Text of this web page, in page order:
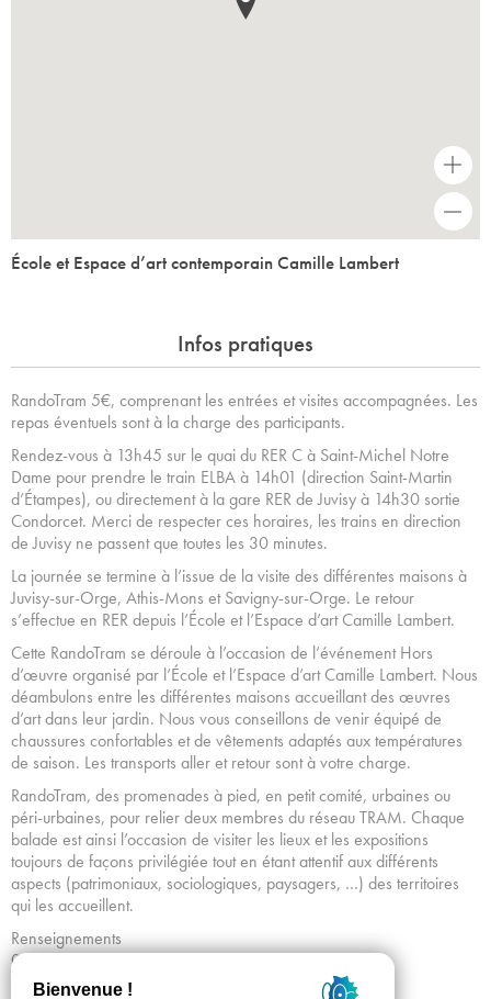
-
École et Espace d’art contemporain Camille Lambert
Infos pratiques
RandoTram 5€, comprenant les entrées et visites accompagnées. Les
repas éventuels sont à la charge des participants.
Rendez-vous à 13h45 sur le quai du RER C à Saint-Michel Notre
Dame pour prendre le train ELBA à 14h01 (direction Saint-Martin
d’Étampes), ou directement à la gare RER de Juvisy à 14h30 sortie
Condorcet. Merci de respecter ces horaires, les trains en direction
de Juvisy ne passent que toutes les 30 minutes.
La journée se termine à l’issue de la visite des différentes maisons à
Juvisy-sur-Orge, Athis-Mons et Savigny-sur-Orge. Le retour
s’effectue en RER depuis l’École et l’Espace d’art Camille Lambert.
Cette RandoTram se déroule à l’occasion de l’événement Hors
d’œuvre organisé par l’École et l’Espace d’art Camille Lambert. Nous
déambulons entre les différentes maisons accueillant des œuvres
d’art dans leur jardin. Nous vous conseillons de venir équipé de
chaussures confortables et de vêtements adaptés aux températures
de saison. Les transports aller et retour sont à votre charge.
RandoTram, des promenades à pied, en petit comité, urbaines ou
péri-urbaines, pour relier deux membres du réseau TRAM. Chaque
balade est ainsi l’occasion de visiter les lieux et les expositions
toujours de façons privilégiée tout en étant attentif aux différents
aspects (patrimoniaux, sociologiques, paysagers, …) des territoires
qui les accueillent.
Renseignements
01 53 34 64 43 / taxitram@tram-idf.fr